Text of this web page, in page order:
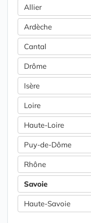
Allier
Ardèche
Cantal
Drôme
Isère
Loire
Haute-Loire
Puy-de-Dôme
Rhône
Savoie
Haute-Savoie